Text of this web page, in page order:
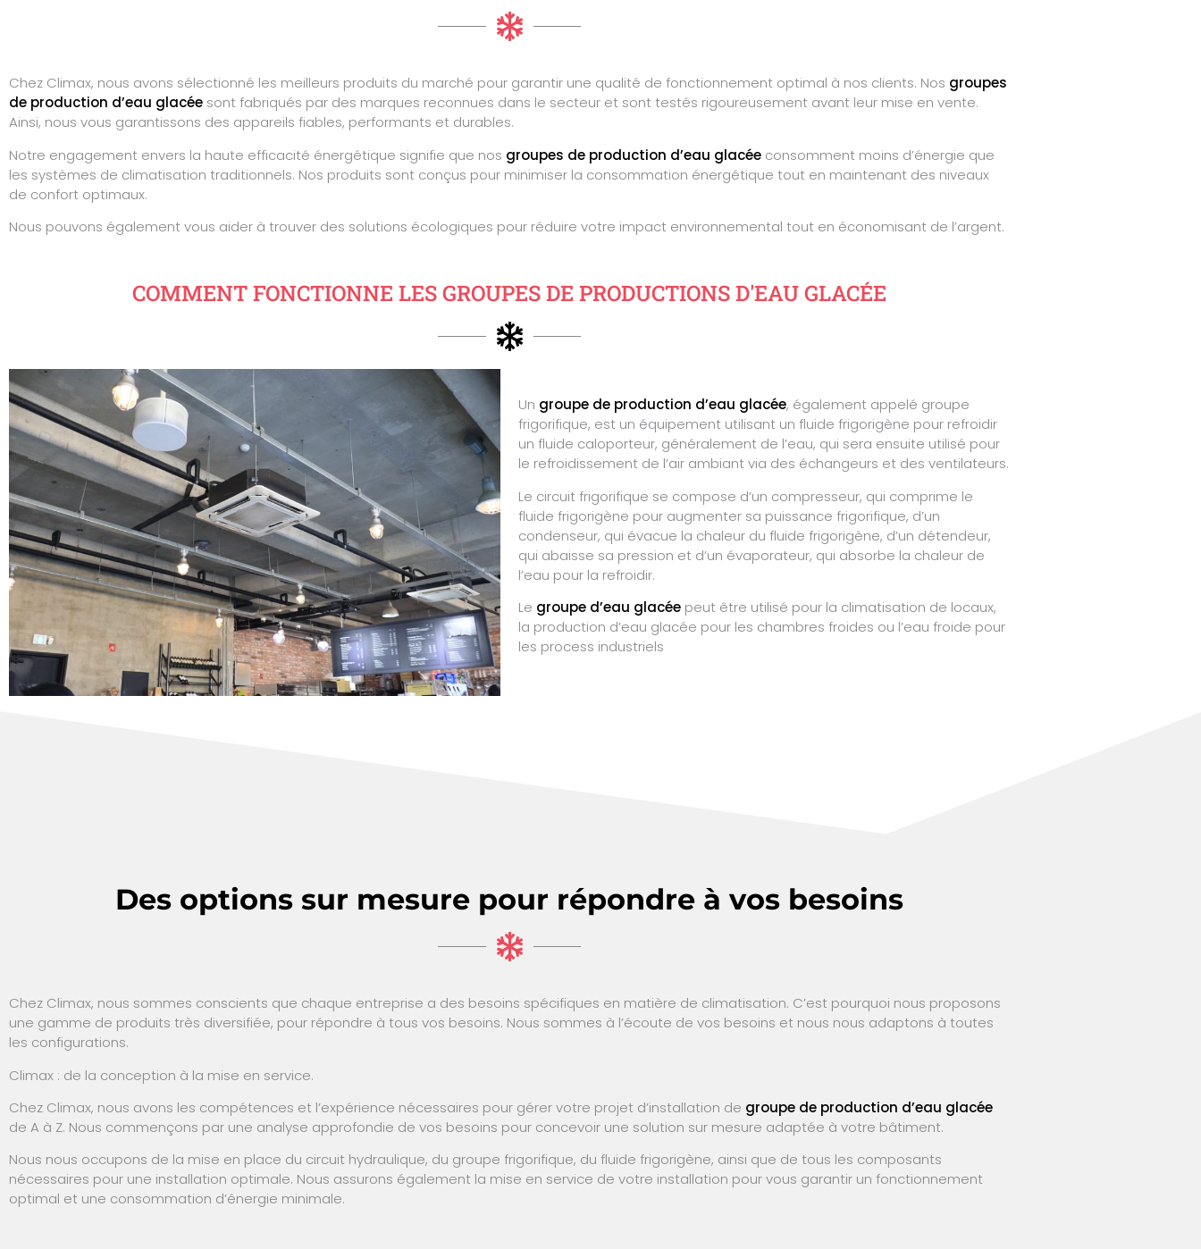
Chez Climax, nous avons sélectionné les meilleurs produits du marché pour garantir une qualité de fonctionnement optimal à nos clients. Nos groupes
de production d’eau glacée sont fabriqués par des marques reconnues dans le secteur et sont testés rigoureusement avant leur mise en vente.
Ainsi, nous vous garantissons des appareils fiables, performants et durables.
Notre engagement envers la haute efficacité énergétique signifie que nos groupes de production d’eau glacée consomment moins d’énergie que
les systèmes de climatisation traditionnels. Nos produits sont conçus pour minimiser la consommation énergétique tout en maintenant des niveaux
de confort optimaux.
Nous pouvons également vous aider à trouver des solutions écologiques pour réduire votre impact environnemental tout en économisant de l’argent.
COMMENT FONCTIONNE LES GROUPES DE PRODUCTIONS D'EAU GLACÉE
Un groupe de production d’eau glacée, également appelé groupe
frigorifique, est un équipement utilisant un fluide frigorigène pour refroidir
un fluide caloporteur, généralement de l’eau, qui sera ensuite utilisé pour
le refroidissement de l’air ambiant via des échangeurs et des ventilateurs.
Le circuit frigorifique se compose d’un compresseur, qui comprime le
fluide frigorigène pour augmenter sa puissance frigorifique, d’un
condenseur, qui évacue la chaleur du fluide frigorigène, d’un détendeur,
qui abaisse sa pression et d’un évaporateur, qui absorbe la chaleur de
l’eau pour la refroidir.
Le groupe d’eau glacée peut être utilisé pour la climatisation de locaux,
la production d’eau glacée pour les chambres froides ou l’eau froide pour
les process industriels
Des options sur mesure pour répondre à vos besoins
Chez Climax, nous sommes conscients que chaque entreprise a des besoins spécifiques en matière de climatisation. C’est pourquoi nous proposons
une gamme de produits très diversifiée, pour répondre à tous vos besoins. Nous sommes à l’écoute de vos besoins et nous nous adaptons à toutes
les configurations.
Climax : de la conception à la mise en service.
Chez Climax, nous avons les compétences et l’expérience nécessaires pour gérer votre projet d’installation de groupe de production d’eau glacée
de A à Z. Nous commençons par une analyse approfondie de vos besoins pour concevoir une solution sur mesure adaptée à votre bâtiment.
Nous nous occupons de la mise en place du circuit hydraulique, du groupe frigorifique, du fluide frigorigène, ainsi que de tous les composants
nécessaires pour une installation optimale. Nous assurons également la mise en service de votre installation pour vous garantir un fonctionnement
optimal et une consommation d’énergie minimale.